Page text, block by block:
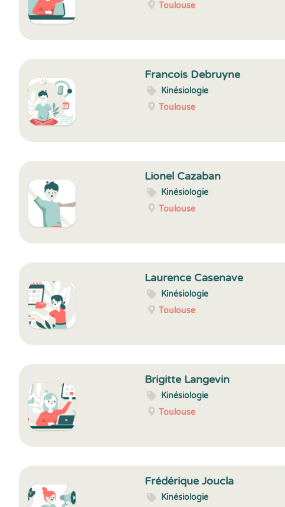
Toulouse
Francois Debruyne
Kinésiologie
Toulouse
Lionel Cazaban
Kinésiologie
Toulouse
Laurence Casenave
Kinésiologie
Toulouse
Brigitte Langevin
Kinésiologie
Toulouse
Frédérique Joucla
Kinésiologie